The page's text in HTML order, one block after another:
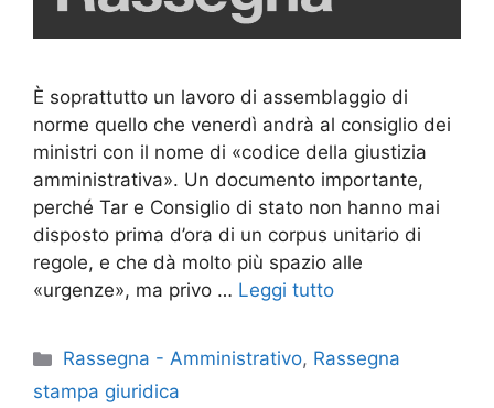
È soprattutto un lavoro di assemblaggio di
norme quello che venerdì andrà al consiglio dei
ministri con il nome di «codice della giustizia
amministrativa». Un documento importante,
perché Tar e Consiglio di stato non hanno mai
disposto prima d’ora di un corpus unitario di
regole, e che dà molto più spazio alle
«urgenze», ma privo … Leggi tutto
Categorie
Rassegna - Amministrativo, Rassegna
stampa giuridica